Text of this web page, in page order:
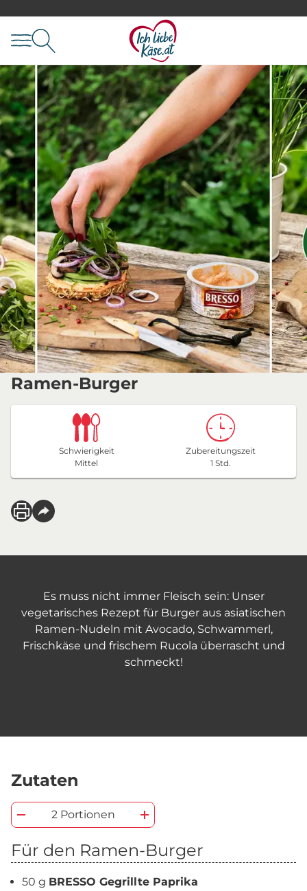
Ramen-Burger
Schwierigkeit
Mittel
Zubereitungszeit
1 Std.
Es muss nicht immer Fleisch sein: Unser
vegetarisches Rezept für Burger aus asiatischen
Ramen-Nudeln mit Avocado, Schwammerl,
Frischkäse und frischem Rucola überrascht und
schmeckt!
Zutaten
2 Portionen
Für den Ramen-Burger
50 g BRESSO Gegrillte Paprika